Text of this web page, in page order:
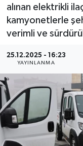
alınan elektrikli
kamyonetlerle
verimli ve
25.12.2025 - 16:23
YAYINLANMA
Eleman
Emlak
Gündem
Haber İlanlar
Kültür-Sanat
Haber Arşivi